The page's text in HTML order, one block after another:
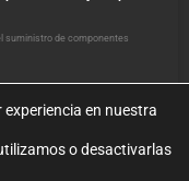
suministro de componentes
en nuestra
o desactivarlas